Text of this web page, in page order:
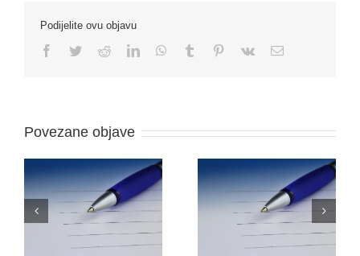
Podijelite ovu objavu
Facebook
TwitterRedditLinkedInWhatsApp
Tumblr Pinterest
Vk Email:
Povezane objave
ODLUKU O PRIJAMU
–
VOZAČ/DOSTAVLJAČ
NATJEČAJ ZA
RADNO MJESTO –